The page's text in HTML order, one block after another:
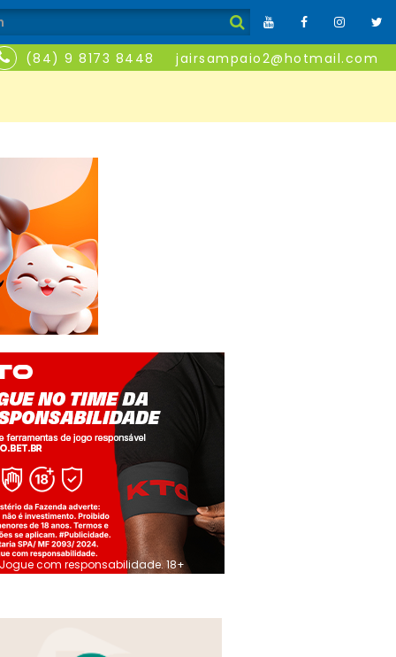
(84) 9 8173 8448 jairsampaio2@hotmail.com
Jogue com responsabilidade. 18+